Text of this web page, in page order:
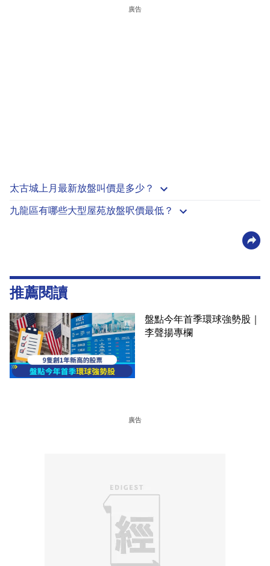
廣告
太古城上月最新放盤叫價是多少？
九龍區有哪些大型屋苑放盤呎價最低？
推薦閱讀
盤點今年首季環球強勢股｜
李聲揚專欄
廣告